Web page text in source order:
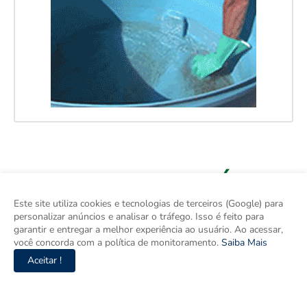
Este site utiliza cookies e tecnologias de terceiros (Google) para
personalizar anúncios e analisar o tráfego. Isso é feito para
garantir e entregar a melhor experiência ao usuário. Ao acessar,
você concorda com a política de monitoramento. Saiba Mais
Aceitar !